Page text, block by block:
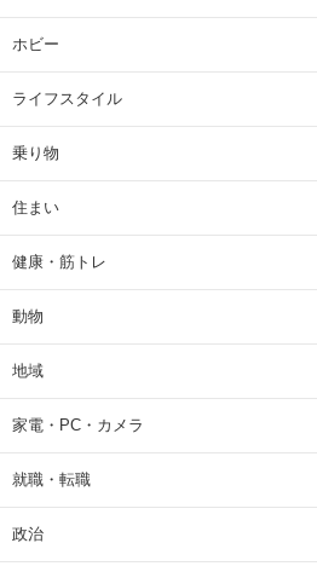
ホビー
ライフスタイル
乗り物
住まい
健康・筋トレ
動物
地域
家電・PC・カメラ
就職・転職
政治